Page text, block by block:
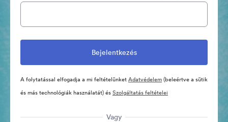
A folytatással elfogadja a mi feltételünketAdatvédelem(beleértve a sütik
és más technológiák használatát) ésSzolgáltatás feltételei
Vagy